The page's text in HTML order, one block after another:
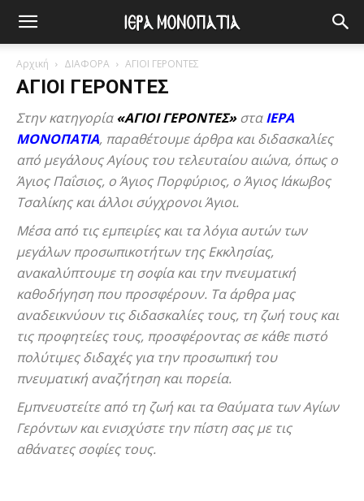
Αρχική ΔΙΑΦΟΡΑ ΑΓΙΟΙ ΓΕΡΟΝΤΕΣ
ΑΓΙΟΙ ΓΕΡΟΝΤΕΣ
Στην κατηγορία«ΑΓΙΟΙ ΓΕΡΟΝΤΕΣ»σταΙΕΡΑ
ΜΟΝΟΠΑΤΙΑ, παραθέτουμε άρθρα και διδασκαλίες
από μεγάλους Αγίους του τελευταίου αιώνα, όπως ο
Άγιος Παΐσιος, ο Άγιος Πορφύριος, ο Άγιος Ιάκωβος
Τσαλίκης και άλλοι σύγχρονοι Άγιοι.
Μέσα από τις εμπειρίες και τα λόγια αυτών των
μεγάλων προσωπικοτήτων της Εκκλησίας,
ανακαλύπτουμε τη σοφία και την πνευματική
καθοδήγηση που προσφέρουν. Τα άρθρα μας
αναδεικνύουν τις διδασκαλίες τους, τη ζωή τους και
τις προφητείες τους, προσφέροντας σε κάθε πιστό
πολύτιμες διδαχές για την προσωπική του
πνευματική αναζήτηση και πορεία.
Εμπνευστείτε από τη ζωή και τα Θαύματα των Αγίων
Γερόντων και ενισχύστε την πίστη σας με τις
αθάνατες σοφίες τους.